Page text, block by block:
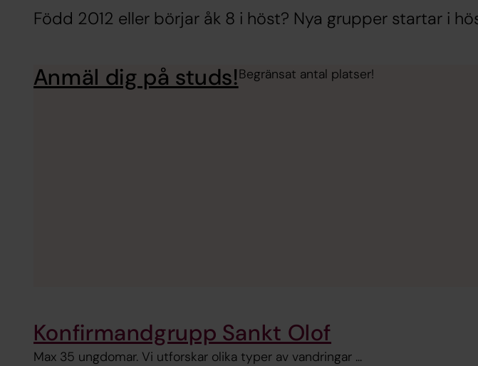
Född 2012 eller börjar åk 8 i höst? Nya grupper startar i
Anmäl dig på studs!Begränsat antal platser!
Konfirmandgrupp Sankt Olof
Max 35 ungdomar. Vi utforskar olika typer av vandringar ...